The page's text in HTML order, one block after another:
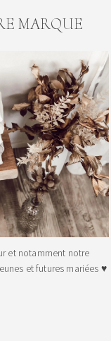
MARQUE
et notamment notre
et futures mariées ♥